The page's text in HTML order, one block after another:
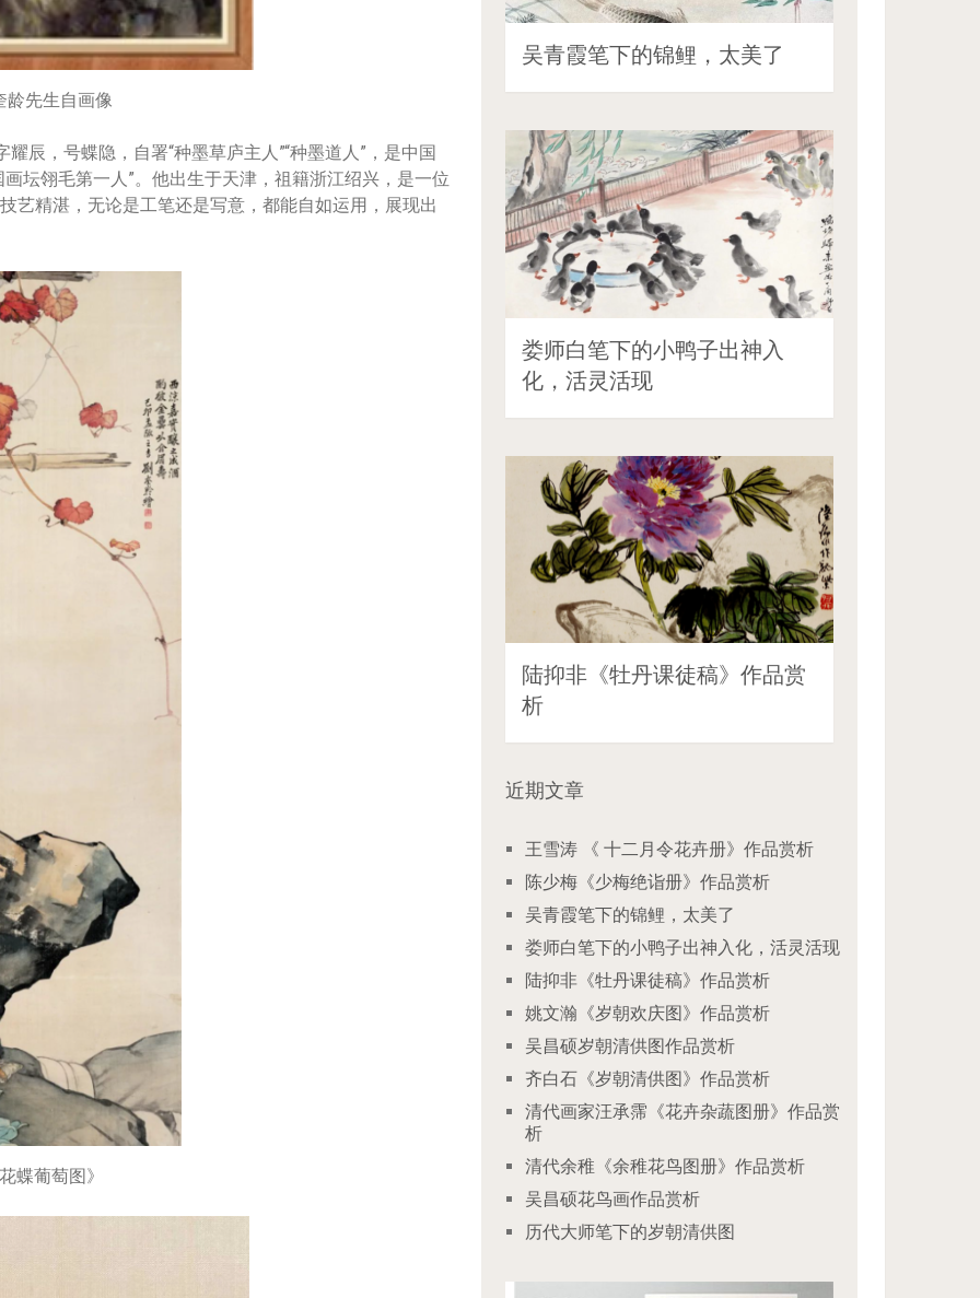
龄先生自画像
辰，号蝶隐，自署“种墨草庐主人”“种墨道人”，是中国
坛翎毛第一人”。他出生于天津，祖籍浙江绍兴，是一位
艺精湛，无论是工笔还是写意，都能自如运用，展现出
蝶葡萄图》
吴青霞笔下的锦鲤，太美了
娄师白笔下的小鸭子出神入
化，活灵活现
陆抑非《牡丹课徒稿》作品赏
析
近期文章
王雪涛 《 十二月令花卉册》作品赏析
陈少梅《少梅绝诣册》作品赏析
吴青霞笔下的锦鲤，太美了
娄师白笔下的小鸭子出神入化，活灵活现
陆抑非《牡丹课徒稿》作品赏析
姚文瀚《岁朝欢庆图》作品赏析
吴昌硕岁朝清供图作品赏析
齐白石《岁朝清供图》作品赏析
清代画家汪承霈《花卉杂蔬图册》作品赏
析
清代余稚《余稚花鸟图册》作品赏析
吴昌硕花鸟画作品赏析
历代大师笔下的岁朝清供图